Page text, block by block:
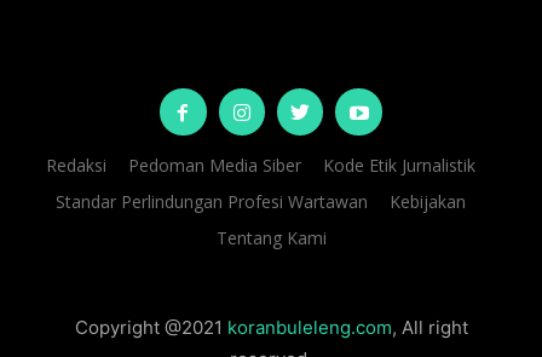
Redaksi Pedoman Media Siber
Kode Etik Jurnalistik
Standar Perlindungan Profesi Wartawan
Kebijakan
Tentang Kami
Copyright @2021 koranbuleleng.com, All right